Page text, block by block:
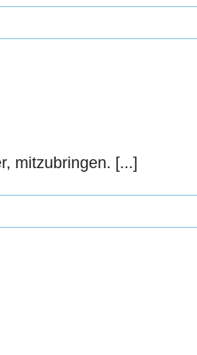
mitzubringen. [...]